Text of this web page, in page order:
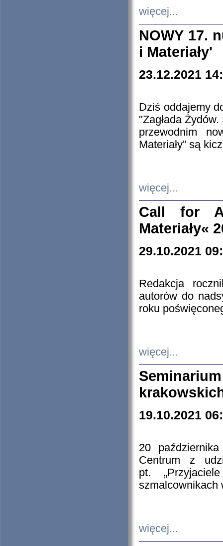
więcej...
NOWY 17.
i Materiały'
23.12.2021
Dziś oddajemy
"Zagłada
przewodnim
Materiały” są
więcej...
Call for
Materiały«
29.10.2021
Redakcja
autorów do
roku
więcej...
19.10.2021
20
Centrum z
pt.
szmalcownikach
więcej...